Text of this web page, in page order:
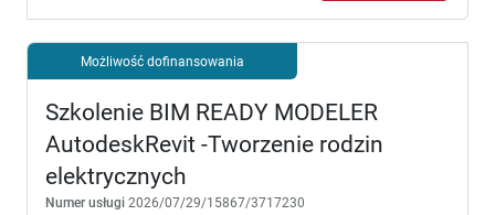
Możliwość dofinansowania
Szkolenie BIM READY MODELER
AutodeskRevit -Tworzenie rodzin
elektrycznych
Numer usługi 2026/07/29/15867/3717230